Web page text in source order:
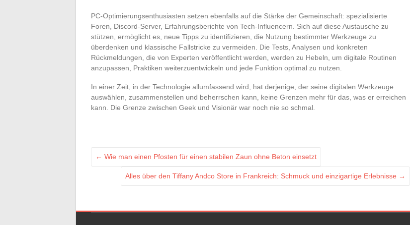
PC-Optimierungsenthusiasten setzen ebenfalls auf die Stärke der Gemeinschaft: spezialisierte
Foren, Discord-Server, Erfahrungsberichte von Tech-Influencern. Sich auf diese Austausche zu
stützen, ermöglicht es, neue Tipps zu identifizieren, die Nutzung bestimmter Werkzeuge zu
überdenken und klassische Fallstricke zu vermeiden. Die Tests, Analysen und konkreten
Rückmeldungen, die von Experten veröffentlicht werden, werden zu Hebeln, um digitale Routinen
anzupassen, Praktiken weiterzuentwickeln und jede Funktion optimal zu nutzen.
In einer Zeit, in der Technologie allumfassend wird, hat derjenige, der seine digitalen Werkzeuge
auswählen, zusammenstellen und beherrschen kann, keine Grenzen mehr für das, was er erreichen
kann. Die Grenze zwischen Geek und Visionär war noch nie so schmal.
← Wie man einen Pfosten für einen stabilen Zaun ohne Beton einsetzt
Alles über den Tiffany Andco Store in Frankreich: Schmuck und einzigartige Erlebnisse →